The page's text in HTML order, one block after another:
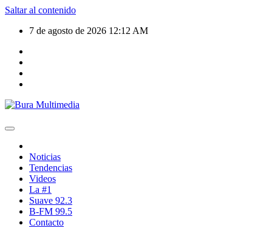
Saltar al contenido
7 de agosto de 2026 12:12 AM
Noticias
Tendencias
Videos
La #1
Suave 92.3
B-FM 99.5
Contacto